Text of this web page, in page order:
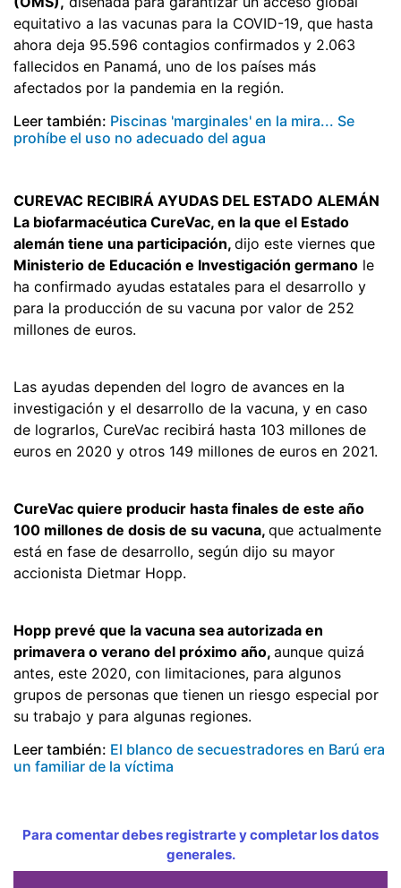
equitativo a las vacunas para la COVID-19, que hasta
ahora deja 95.596 contagios confirmados y 2.063
fallecidos en Panamá, uno de los países más
afectados por la pandemia en la región.
Leer también: Piscinas 'marginales' en la mira... Se
prohíbe el uso no adecuado del agua
CUREVAC RECIBIRÁ AYUDAS DEL ESTADO ALEMÁN
La biofarmacéutica CureVac, en la que el Estado
alemán tiene una participación, dijo este viernes que
Ministerio de Educación e Investigación germano le
ha confirmado ayudas estatales para el desarrollo y
para la producción de su vacuna por valor de 252
millones de euros.
Las ayudas dependen del logro de avances en la
investigación y el desarrollo de la vacuna, y en caso
de lograrlos, CureVac recibirá hasta 103 millones de
euros en 2020 y otros 149 millones de euros en 2021.
CureVac quiere producir hasta finales de este año
100 millones de dosis de su vacuna, que actualmente
está en fase de desarrollo, según dijo su mayor
accionista Dietmar Hopp.
Hopp prevé que la vacuna sea autorizada en
primavera o verano del próximo año, aunque quizá
antes, este 2020, con limitaciones, para algunos
grupos de personas que tienen un riesgo especial por
su trabajo y para algunas regiones.
Leer también: El blanco de secuestradores en Barú era
un familiar de la víctima
Para comentar debes registrarte y completar los datos
generales.